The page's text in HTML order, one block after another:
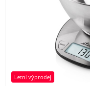
Letní výprodej